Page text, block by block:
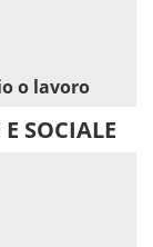
o lavoro
SOCIALE